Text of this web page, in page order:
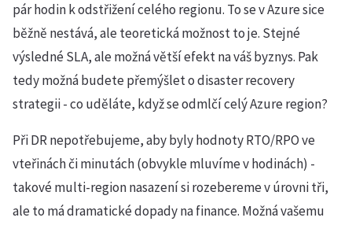
pár hodin k odstřižení celého regionu. To se v Azure sice
běžně nestává, ale teoretická možnost to je. Stejné
výsledné SLA, ale možná větší efekt na váš byznys. Pak
tedy možná budete přemýšlet o disaster recovery
strategii - co uděláte, když se odmlčí celý Azure region?
Při DR nepotřebujeme, aby byly hodnoty RTO/RPO ve
vteřinách či minutách (obvykle mluvíme v hodinách) -
takové multi-region nasazení si rozebereme v úrovni tři,
ale to má dramatické dopady na finance. Možná vašemu